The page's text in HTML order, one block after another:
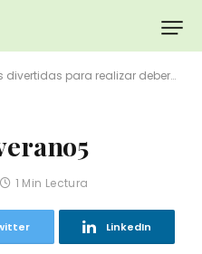
para realizar deberes en verano
1 Min Lectura
LinkedIn